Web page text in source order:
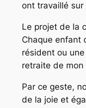
ont travaillé sur
Le projet de la
Chaque enfant
résident ou
retraite de mon
Par ce geste,
de la joie et